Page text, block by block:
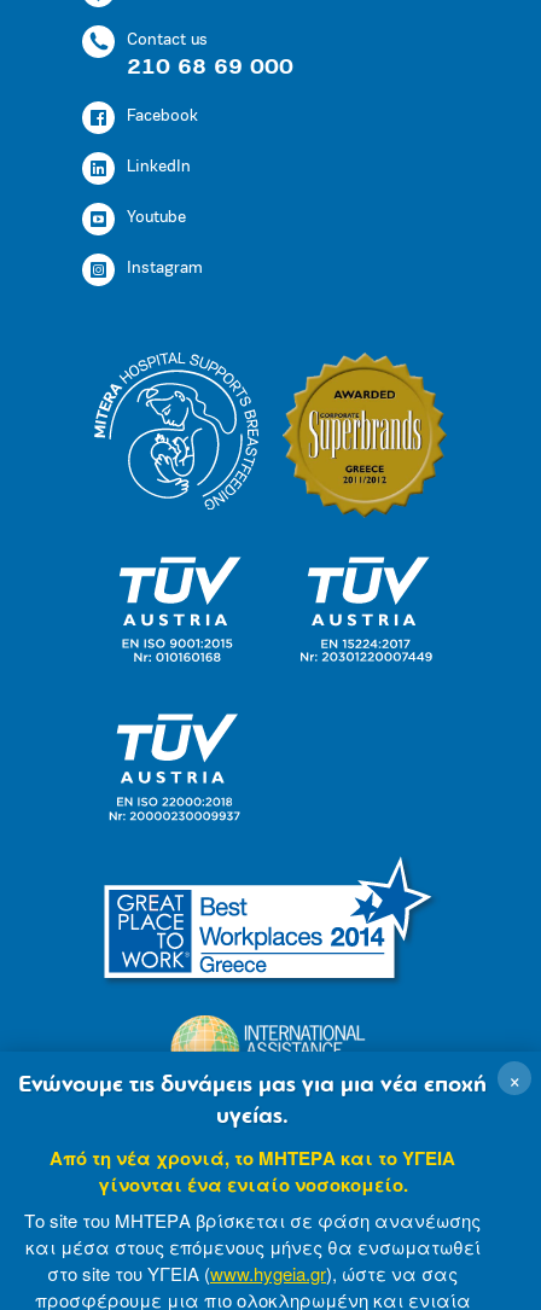
Contact us
210 68 69 000
Facebook
LinkedIn
Youtube
Instagram
© 2007-2021 MITERA S.A Privacy Policy
×
Ενώνουμε τις δυνάμεις μας για μια νέα εποχή
υγείας.
Από τη νέα χρονιά, το ΜΗΤΕΡΑ και το ΥΓΕΙΑ
γίνονται ένα ενιαίο νοσοκομείο.
Το site του ΜΗΤΕΡΑ βρίσκεται σε φάση ανανέωσης
και μέσα στους επόμενους μήνες θα ενσωματωθεί
στο site του ΥΓΕΙΑ (www.hygeia.gr), ώστε να σας
προσφέρουμε μια πιο ολοκληρωμένη και ενιαία